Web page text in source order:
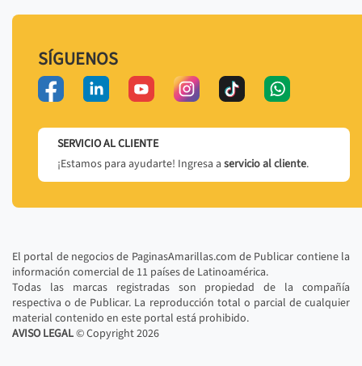
SÍGUENOS
SERVICIO AL CLIENTE
¡Estamos para ayudarte! Ingresa a servicio al cliente.
El portal de negocios de PaginasAmarillas.com de Publicar contiene la
información comercial de 11 países de Latinoamérica.
Todas las marcas registradas son propiedad de la compañía
respectiva o de Publicar. La reproducción total o parcial de cualquier
material contenido en este portal está prohibido.
AVISO LEGAL© Copyright2026